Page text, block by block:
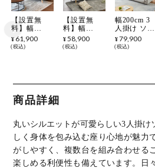
【設置無
料】幅
166cm 2.5人
掛けソファ
¥ 61,900
税込
【設置無
料】幅
165cm 2.5人
掛け ソファ
リビングソ
ソファ おし
ゃれ ナチュ
ラル リビン
グ ルンバブ
ル
¥58,900
税込
幅200cm 3
人掛け ソフ
ァ ポケット
コイル ファ
ソファ ソフ
ン エレガン
ト リビング
¥ 79,900
税込
商品詳細
丸いシルエットが可愛らしい3人掛け
しく身体を包み込む座り心地が魅力
がしやすく、複数台を組み合わせる
楽しめる利便性も備えています。
日